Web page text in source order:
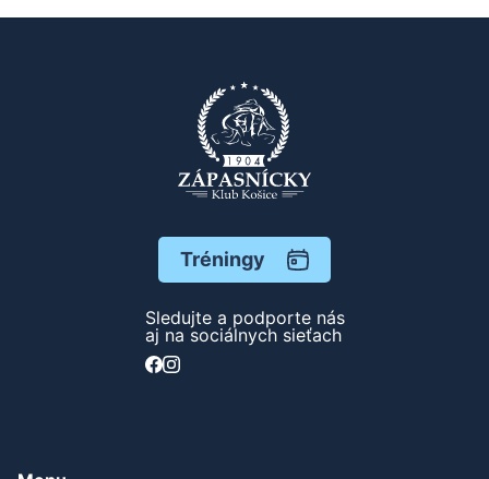
Tréningy
Sledujte a podporte nás
aj na sociálnych sieťach